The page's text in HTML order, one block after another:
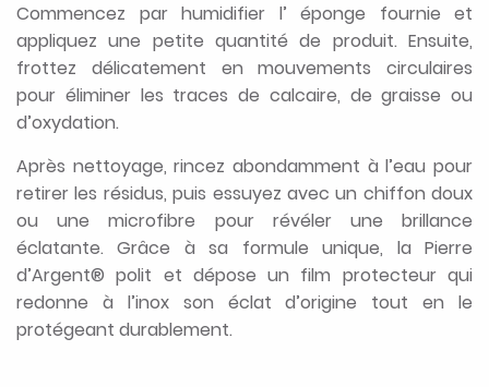
Commencez par humidifier l’ éponge fournie et
appliquez une petite quantité de produit. Ensuite,
frottez délicatement en mouvements circulaires
pour éliminer les traces de calcaire, de graisse ou
d’oxydation.
Après nettoyage, rincez abondamment à l’eau pour
retirer les résidus, puis essuyez avec un chiffon doux
ou une microfibre pour révéler une brillance
éclatante. Grâce à sa formule unique, la Pierre
d’Argent® polit et dépose un film protecteur qui
redonne à l’inox son éclat d’origine tout en le
protégeant durablement.